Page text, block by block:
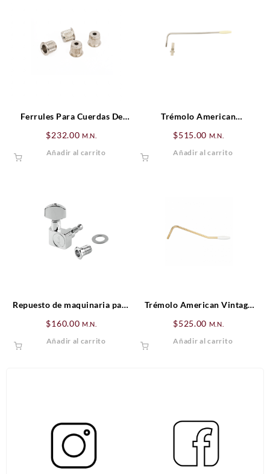
Ferrules Para Cuerdas De
$232.00 M.N.
Añadir al carrito
Trémolo American
Jaguar®/Jazzmaster®,
Cromado
$515.00 M.N.
Añadir al carrito
Repuesto de maquinaria para
$160.00 M.N.
Añadir al carrito
Trémolo American Vintage
$525.00 M.N.
Añadir al carrito